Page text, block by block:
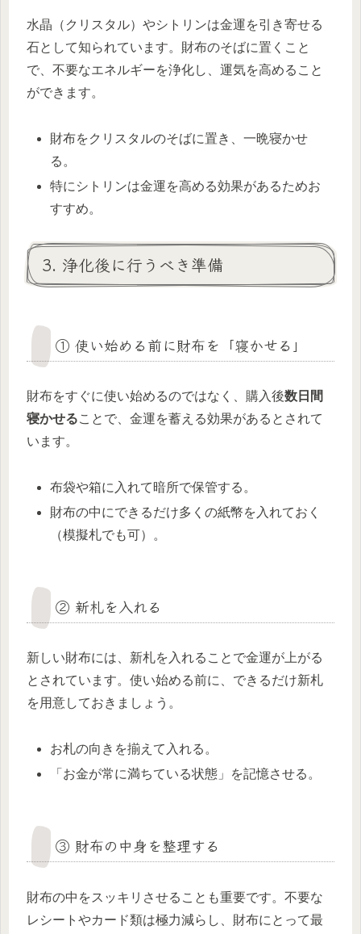
水晶（クリスタル）やシトリンは金運を引き寄せる
石として知られています。財布のそばに置くこと
で、不要なエネルギーを浄化し、運気を高めること
ができます。
財布をクリスタルのそばに置き、一晩寝かせ
る。
特にシトリンは金運を高める効果があるためお
すすめ。
3. 浄化後に行うべき準備
① 使い始める前に財布を「寝かせる」
財布をすぐに使い始めるのではなく、購入後数日間
寝かせることで、金運を蓄える効果があるとされて
います。
布袋や箱に入れて暗所で保管する。
財布の中にできるだけ多くの紙幣を入れておく
（模擬札でも可）。
② 新札を入れる
新しい財布には、新札を入れることで金運が上がる
とされています。使い始める前に、できるだけ新札
を用意しておきましょう。
お札の向きを揃えて入れる。
「お金が常に満ちている状態」を記憶させる。
③ 財布の中身を整理する
財布の中をスッキリさせることも重要です。不要な
レシートやカード類は極力減らし、財布にとって最